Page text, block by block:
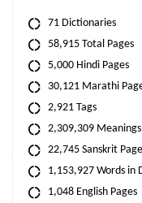
71 Dictionaries
58,915 Total Pages
5,000 Hindi Pages
30,121 Marathi
2,921 Tags
2,309,309
22,745 Sanskrit
1,153,927 Words in
1,048 English Pages